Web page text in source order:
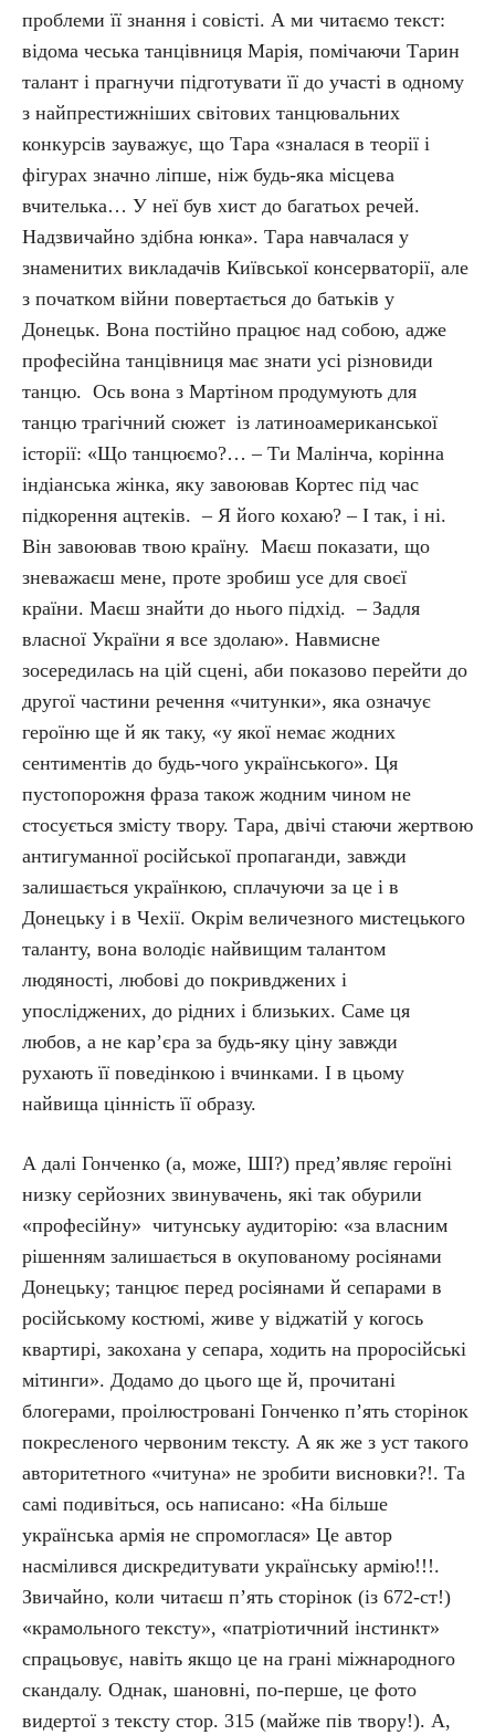
проблеми її знання і совісті. А ми читаємо текст:
відома чеська танцівниця Марія, помічаючи Тарин
талант і прагнучи підготувати її до участі в одному
з найпрестижніших світових танцювальних
конкурсів зауважує, що Тара «зналася в теорії і
фігурах значно ліпше, ніж будь-яка місцева
вчителька… У неї був хист до багатьох речей.
Надзвичайно здібна юнка». Тара навчалася у
знаменитих викладачів Київської консерваторії, але
з початком війни повертається до батьків у
Донецьк. Вона постійно працює над собою, адже
професійна танцівниця має знати усі різновиди
танцю. Ось вона з Мартіном продумують для
танцю трагічний сюжет із латиноамериканської
історії: «Що танцюємо?… – Ти Малінча, корінна
індіанська жінка, яку завоював Кортес під час
підкорення ацтеків. – Я його кохаю? – І так, і ні.
Він завоював твою країну. Маєш показати, що
зневажаєш мене, проте зробиш усе для своєї
країни. Маєш знайти до нього підхід. – Задля
власної України я все здолаю». Навмисне
зосередилась на цій сцені, аби показово перейти до
другої частини речення «читунки», яка означує
героїню ще й як таку, «у якої немає жодних
сентиментів до будь-чого українського». Ця
пустопорожня фраза також жодним чином не
стосується змісту твору. Тара, двічі стаючи жертвою
антигуманної російської пропаганди, завжди
залишається українкою, сплачуючи за це і в
Донецьку і в Чехії. Окрім величезного мистецького
таланту, вона володіє найвищим талантом
людяності, любові до покривджених і
упосліджених, до рідних і близьких. Саме ця
любов, а не кар’єра за будь-яку ціну завжди
рухають її поведінкою і вчинками. І в цьому
найвища цінність її образу.
А далі Гонченко (а, може, ШІ?) пред’являє героїні
низку серйозних звинувачень, які так обурили
«професійну» читунську аудиторію: «за власним
рішенням залишається в окупованому росіянами
Донецьку; танцює перед росіянами й сепарами в
російському костюмі, живе у віджатій у когось
квартирі, закохана у сепара, ходить на проросійські
мітинги». Додамо до цього ще й, прочитані
блогерами, проілюстровані Гонченко п’ять сторінок
покресленого червоним тексту. А як же з уст такого
авторитетного «читуна» не зробити висновки?!. Та
самі подивіться, ось написано: «На більше
українська армія не спромоглася» Це автор
насмілився дискредитувати українську армію!!!.
Звичайно, коли читаєш п’ять сторінок (із 672-ст!)
«крамольного тексту», «патріотичний інстинкт»
спрацьовує, навіть якщо це на грані міжнародного
скандалу. Однак, шановні, по-перше, це фото
видертої з тексту стор. 315 (майже пів твору!). А,